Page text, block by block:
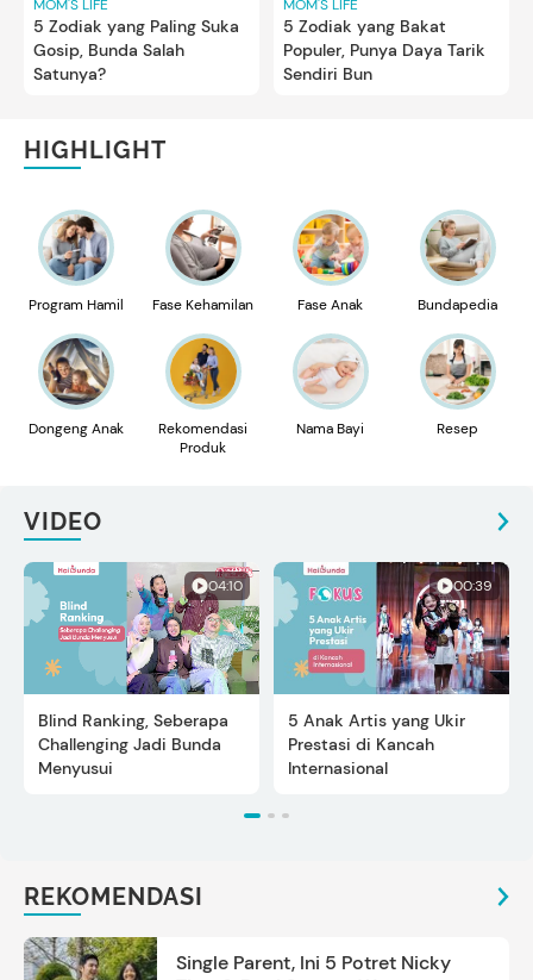
MOM'S LIFE
5 Zodiak yang Paling Suka
Gosip, Bunda Salah
Satunya?
MOM'S LIFE
5 Zodiak yang Bakat
Populer, Punya Daya Tarik
Sendiri Bun
HIGHLIGHT
Program Hamil Fase Kehamilan Fase Anak Bundapedia
Dongeng Anak
Rekomendasi
Produk
Nama Bayi Resep
VIDEO
04:10
Blind Ranking, Seberapa
Challenging Jadi Bunda
Menyusui
00:39
5 Anak Artis yang Ukir
Prestasi di Kancah
Internasional
REKOMENDASI
Single Parent, Ini 5 Potret Nicky